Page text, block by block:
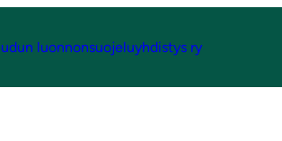
luonnonsuojeluyhdistys ry
ensimmäiseen suojelualueeseen